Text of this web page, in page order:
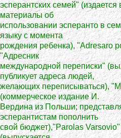
эсперантских семей"
материалы об
использовании эсперанто в
языку с момента
рождения ребенка), "Adresaro
"Адресник
международной переписки"
публикует адреса людей,
желающих переписываться),
(коммерческое издание И.
Вердина из Польши;
эсперантистам пополнить
свой бюджет),"Parolas